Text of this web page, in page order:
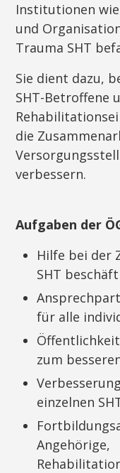
Institutionen
und
Trauma SHT
Sie dient dazu,
SHT-Betroffene
die
verbessern.
Aufgaben der
Hilfe bei der
SHT
für alle
zum
einzelnen
Angehörige,